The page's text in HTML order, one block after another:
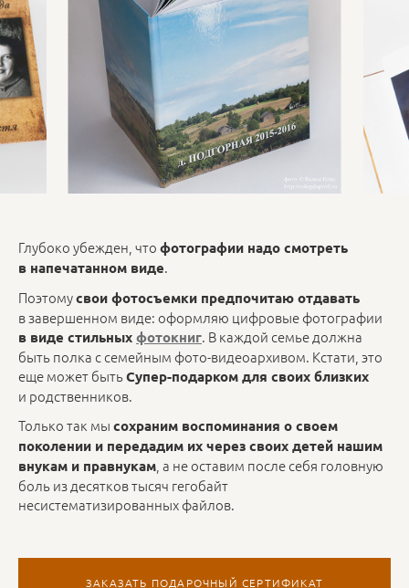
Глубоко убежден, что фотографии надо смотреть
в напечатанном виде.
Поэтомусвои фотосъемки предпочитаю отдавать
в завершенном виде: оформляю цифровые фотографии
в виде стильных фотокниг. В каждой семье должна
быть полка с семейным фото-видеоархивом. Кстати, это
еще может бытьСупер-подарком для своих близких
и родственников.
Только так мы сохраним воспоминания о своем
поколении и передадим их через своих детей нашим
внукам и правнукам , а не оставим после себя головную
боль из десятков тысяч гегобайт
несистематизированных файлов.
ЗАКАЗАТЬ ПОДАРОЧНЫЙ СЕРТИФИКАТ